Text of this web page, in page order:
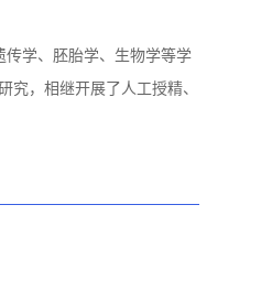
学、胚胎学、生物学等学
，相继开展了人工授精、